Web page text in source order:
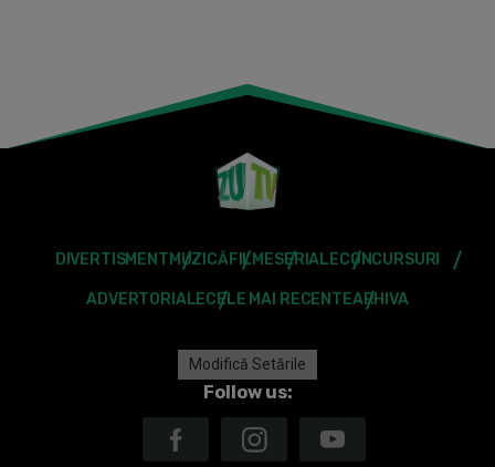
DIVERTISMENT MUZICĂFILMESERIALECONCURSURI
ADVERTORIALECELE MAI RECENTEARHIVA
Modifică Setările
Follow us: